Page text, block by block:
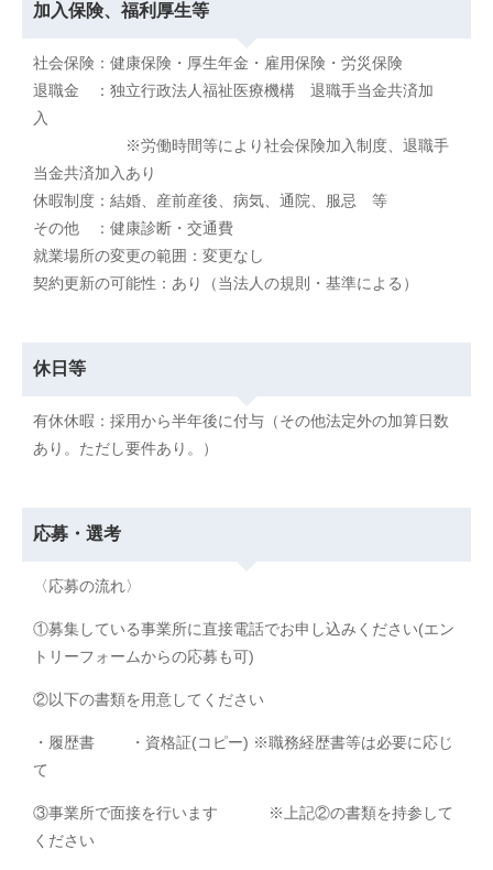
加入保険、福利厚生等
社会保険：健康保険・厚生年金・雇用保険・労災保険
退職金 ：独立行政法人福祉医療機構 退職手当金共済加
入
※労働時間等により社会保険加入制度、退職手
当金共済加入あり
休暇制度：結婚、産前産後、病気、通院、服忌 等
その他 ：健康診断・交通費
就業場所の変更の範囲：変更なし
契約更新の可能性：あり（当法人の規則・基準による）
休日等
有休休暇：採用から半年後に付与（その他法定外の加算日数
あり。ただし要件あり。）
応募・選考
〈応募の流れ〉
①募集している事業所に直接電話でお申し込みください(エン
トリーフォームからの応募も可)
②以下の書類を用意してください
・履歴書 ・資格証(コピー) ※職務経歴書等は必要に応じ
て
③事業所で面接を行います ※上記②の書類を持参して
ください